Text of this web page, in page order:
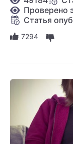
Проверено
Статья
7294